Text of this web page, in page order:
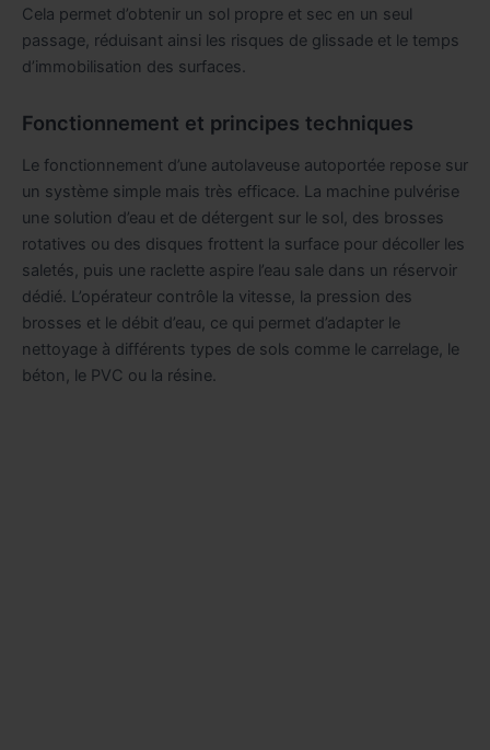
Cela permet d’obtenir un sol propre et sec en un seul
passage, réduisant ainsi les risques de glissade et le temps
d’immobilisation des surfaces.
Fonctionnement et principes techniques
Le fonctionnement d’une autolaveuse autoportée repose sur
un système simple mais très efficace. La machine pulvérise
une solution d’eau et de détergent sur le sol, des brosses
rotatives ou des disques frottent la surface pour décoller les
saletés, puis une raclette aspire l’eau sale dans un réservoir
dédié. L’opérateur contrôle la vitesse, la pression des
brosses et le débit d’eau, ce qui permet d’adapter le
nettoyage à différents types de sols comme le carrelage, le
béton, le PVC ou la résine.